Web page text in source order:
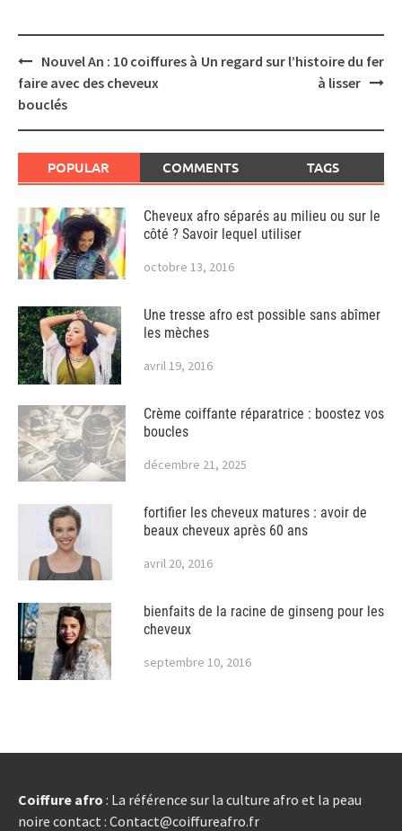
Post
navigation
Nouvel An : 10 coiffures à
faire avec des cheveux
bouclés
Un regard sur l’histoire du fer
à lisser
POPULAR COMMENTS TAGS
Cheveux afro séparés au milieu ou sur le
côté ? Savoir lequel utiliser
octobre 13, 2016
Une tresse afro est possible sans abîmer
les mèches
avril 19, 2016
Crème coiffante réparatrice : boostez vos
boucles
décembre 21, 2025
fortifier les cheveux matures : avoir de
beaux cheveux après 60 ans
avril 20, 2016
bienfaits de la racine de ginseng pour les
cheveux
septembre 10, 2016
Coiffure afro : La référence sur la culture afro et la peau
noire contact : Contact@coiffureafro.fr